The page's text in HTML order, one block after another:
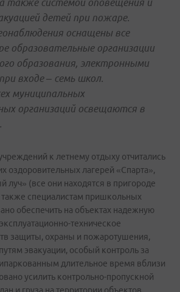
а также системой оповещения и
детей при пожаре.
оснащены все
образовательные организации
образования, электронными
входе – семь школ.
муниципальных
организаций освещаются в
к летнему отдыху отчитались
оздоровительных лагерей «Спарта»,
луч» (все они находятся в пригороде
специалистам пришкольных
обеспечить на объектах надежную
техническое
защиты, охраны и пожаротушения,
эвакуации, особый контроль за
длительное время вблизи
усилить контрольно-пропускной